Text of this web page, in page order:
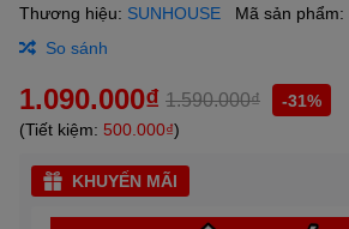
Thương hiệu: SUNHOUSE Mã sản phẩm:
So sánh
1.090.000₫ 1.590.000₫
-31%
(Tiết kiệm: 500.000₫)
KHUYẾN MÃI